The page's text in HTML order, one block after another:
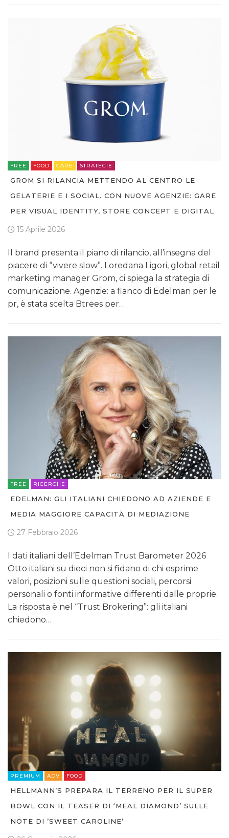
FREE FOOD GARE STRATEGIE
GROM SI RILANCIA METTENDO AL CENTRO LE
GELATERIE E I SOCIAL. CON NUOVE AGENZIE: GARE
PER VISUAL IDENTITY, STORE CONCEPT E DIGITAL
15 Aprile 2026
Il brand presenta il piano di rilancio, all’insegna del
piacere di “vivere slow”. Loredana Ligori, global retail
marketing manager Grom, ci spiega la strategia di
comunicazione. Agenzie: a fianco di Edelman per le
pr, è stata scelta Btrees per…
FREE RICERCHE
EDELMAN: GLI ITALIANI CHIEDONO AD AZIENDE E
MEDIA MAGGIORE CAPACITÀ DI MEDIAZIONE
27 Febbraio 2026
I dati italiani dell’Edelman Trust Barometer 2026
Otto italiani su dieci non si fidano di chi esprime
valori, posizioni sulle questioni sociali, percorsi
personali o fonti informative differenti dalle proprie.
La risposta è nel “Trust Brokering”: gli italiani
chiedono…
PREMIUM ADV FOOD
HELLMANN’S PREPARA IL TERRENO PER IL SUPER
BOWL CON IL TEASER DI ‘MEAL DIAMOND’ SULLE
NOTE DI ’SWEET CAROLINE’